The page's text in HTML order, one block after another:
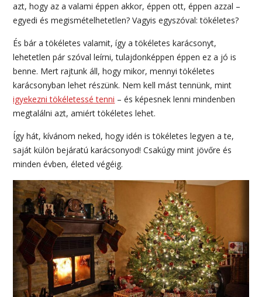
azt, hogy az a valami éppen akkor, éppen ott, éppen azzal –
egyedi és megismételhetetlen? Vagyis egyszóval: tökéletes?
És bár a tökéletes valamit, így a tökéletes karácsonyt,
lehetetlen pár szóval leírni, tulajdonképpen éppen ez a jó is
benne. Mert rajtunk áll, hogy mikor, mennyi tökéletes
karácsonyban lehet részünk. Nem kell mást tennünk, mint
igyekezni tökéletessé tenni – és képesnek lenni mindenben
megtalálni azt, amiért tökéletes lehet.
Így hát, kívánom neked, hogy idén is tökéletes legyen a te,
saját külön bejáratú karácsonyod! Csakúgy mint jövőre és
minden évben, életed végéig.